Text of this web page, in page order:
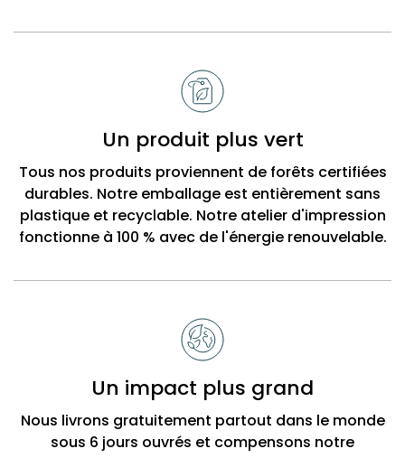
Un produit plus vert
Tous nos produits proviennent de forêts certifiées
durables. Notre emballage est entièrement sans
plastique et recyclable. Notre atelier d'impression
fonctionne à 100 % avec de l'énergie renouvelable.
Un impact plus grand
Nous livrons gratuitement partout dans le monde
sous 6 jours ouvrés et compensons notre